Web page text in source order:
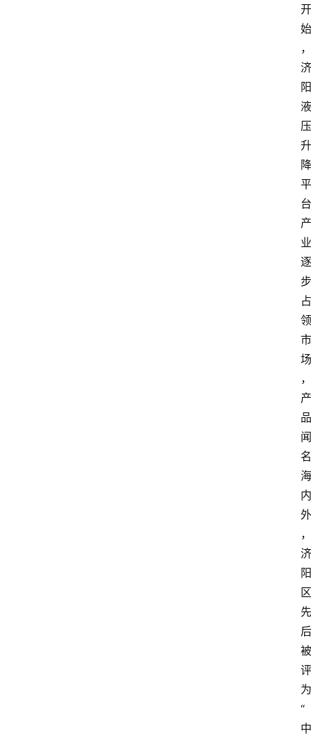
开
始
，
济
阳
液
压
升
降
平
台
产
业
逐
步
占
领
市
场
，
产
品
闻
名
海
内
外
，
济
阳
区
先
后
被
评
为
“
中